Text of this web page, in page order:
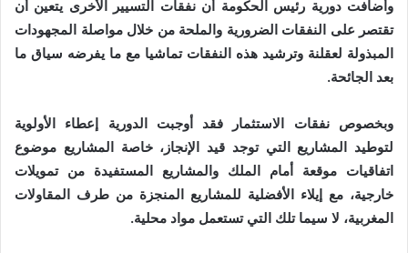
وأضافت دورية رئيس الحكومة أن نفقات التسيير الأخرى يتعين أن
تقتصر على النفقات الضرورية والملحة من خلال مواصلة المجهودات
المبذولة لعقلنة وترشيد هذه النفقات تماشيا مع ما يفرضه سياق ما
بعد الجائحة.
وبخصوص نفقات الاستثمار فقد أوجبت الدورية إعطاء الأولوية
لتوطيد المشاريع التي توجد قيد الإنجاز، خاصة المشاريع موضوع
اتفاقيات موقعة أمام الملك والمشاريع المستفيدة من تمويلات
خارجية، مع إيلاء الأفضلية للمشاريع المنجزة من طرف المقاولات
المغربية، لا سيما تلك التي تستعمل مواد محلية.